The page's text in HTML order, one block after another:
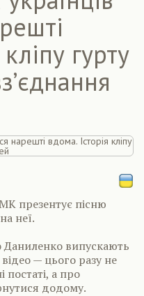
гурту
презентує пісню
неї.
випускають
— цього разу не
постаті, а про
додому.